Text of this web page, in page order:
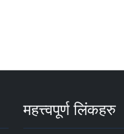
महत्त्वपूर्ण लिंकहरु